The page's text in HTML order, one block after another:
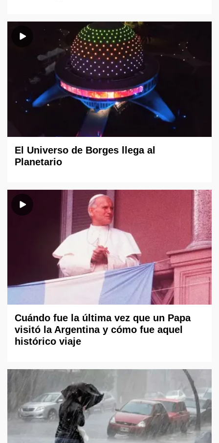
El Universo de Borges llega al
Planetario
Cuándo fue la última vez que un Papa
visitó la Argentina y cómo fue aquel
histórico viaje